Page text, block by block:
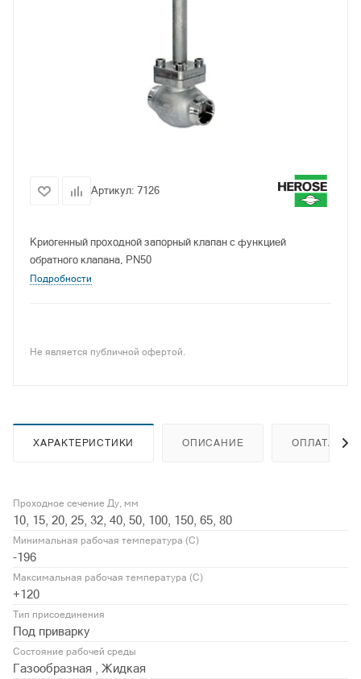
Артикул: 7126
Криогенный проходной запорный клапан с функцией
обратного клапана, PN50
Подробности
Не является публичной офертой.
ХАРАКТЕРИСТИКИ ОПИСАНИЕ ОПЛАТА
Проходное сечение Ду, мм
10, 15, 20, 25, 32, 40, 50, 100, 150, 65, 80
Минимальная рабочая температура (С)
-196
Максимальная рабочая температура (С)
+120
Тип присоединения
Под приварку
Состояние рабочей среды
Газообразная , Жидкая